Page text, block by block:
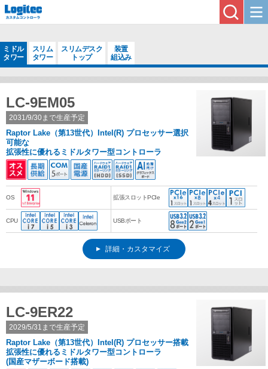
ミドル
タワー
スリム
タワー
スリムデスク
トップ
装置
組込み
LC-9EM05
2031/9/30まで生産予定
Raptor Lake（第13世代）Intel(R) プロセッサー選択
可能な
拡張性に優れるミドルタワー型コントローラ
OS 拡張スロットPCIe
CPU USBポート
詳細・カスタマイズ
LC-9ER22
2029/5/31まで生産予定
Raptor Lake（第13世代）Intel(R) プロセッサー搭載
拡張性に優れるミドルタワー型コントローラ
(国産マザーボード搭載)